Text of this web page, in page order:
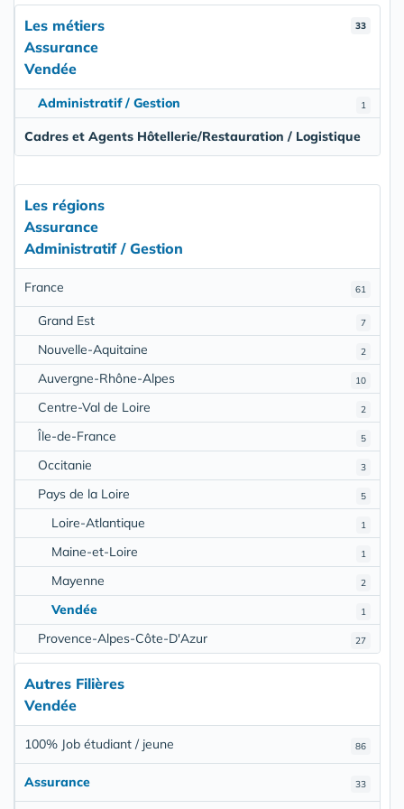
33
Les métiers
Assurance
Vendée
1
Administratif / Gestion
Cadres et Agents Hôtellerie/Restauration / Logistique
Les régions
Assurance
Administratif / Gestion
61
France
7
Grand Est
2
Nouvelle-Aquitaine
10
Auvergne-Rhône-Alpes
2
Centre-Val de Loire
5
Île-de-France
3
Occitanie
5
Pays de la Loire
1
Loire-Atlantique
1
Maine-et-Loire
2
Mayenne
1
Vendée
27
Provence-Alpes-Côte-D'Azur
Autres Filières
Vendée
86
100% Job étudiant / jeune
33
Assurance